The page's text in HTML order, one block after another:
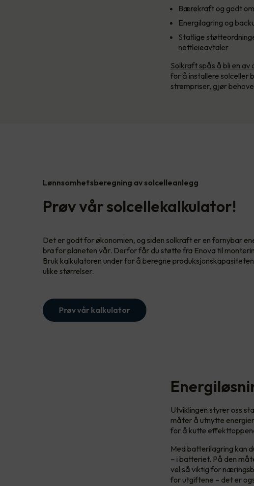
Bærekraft og godt
Energilagring og
Statlige
nettleieavtaler
Solkraft spås å bli en
for å installere solceller
strømpriser, gjør
Lønnsomhetsberegning av solcelleanlegg
Prøv vår solcellekalkulator!
Det er godt for økonomien, og siden solkraft er en fornybar
bra for planeten vår. Derfor får du støtte fra Enova til
Bruk kalkulatoren under for å beregne
ulike størrelser.
Prøv vår kalkulator
Utviklingen styrer oss
måter å utnytte
for å kutte
Med batterilagring kan
– i batteriet. På den
vel så viktig for
for utgiftene – det er